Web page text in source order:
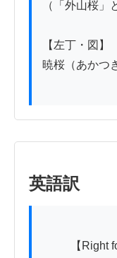
（「外山桜」
【左丁・図】
暁桜（あかつ
英語訳